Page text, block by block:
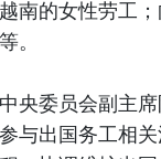
南的女性劳工
。
央委员会副主
与出国务工相